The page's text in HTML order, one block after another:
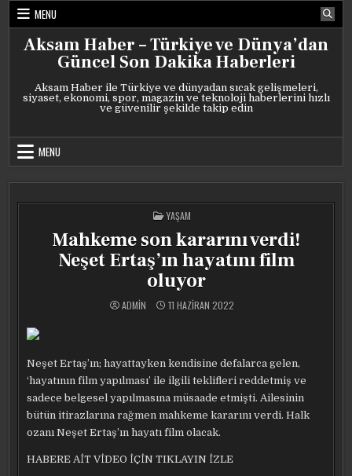
Skip
content
MENU
Aksam Haber – Türkiye ve Dünya’dan
Güncel Son Dakika Haberleri
Aksam Haber ile Türkiye ve dünyadan sıcak gelişmeleri,
siyaset, ekonomi, spor, magazin ve teknoloji haberlerini hızlı
ve güvenilir şekilde takip edin
MENU
POSTED
IN
YAŞAM
Mahkeme son kararını verdi!
Neşet Ertaş’ın hayatını film
oluyor
ADMIN 11 HAZIRAN 2022
Neşet Ertaş’ın; hayattayken kendisine defalarca gelen,
‘hayatının film yapılması’ ile ilgili teklifleri reddetmiş ve
sadece belgesel yapılmasına müsaade etmişti. Ailesinin
bütün itirazlarına rağmen mahkeme kararını verdi. Halk
ozanı Neşet Ertaş’ın hayatı film olacak.
HABERE AİT VİDEO İÇİN TIKLAYIN İZLE